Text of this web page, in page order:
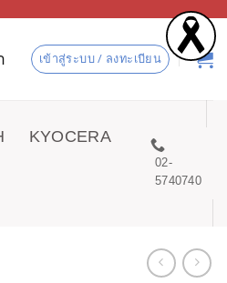
เข้าสู่ระบบ / ลงทะเบียน
KYOCERA
02-
5740740